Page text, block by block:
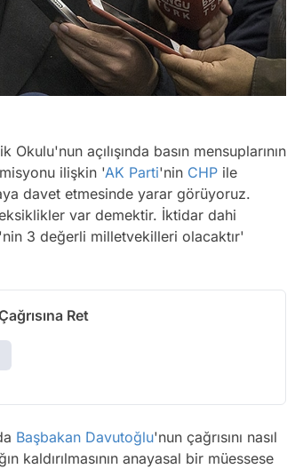
açılışında basın mensuplarının
ilişkin 'AK Parti'nin CHP ile
davet etmesinde yarar görüyoruz.
var demektir. İktidar dahi
'nin 3 değerli milletvekilleri olacaktır'
Ret
Başbakan Davutoğlu'nun çağrısını nasıl
kaldırılmasının anayasal bir müessese